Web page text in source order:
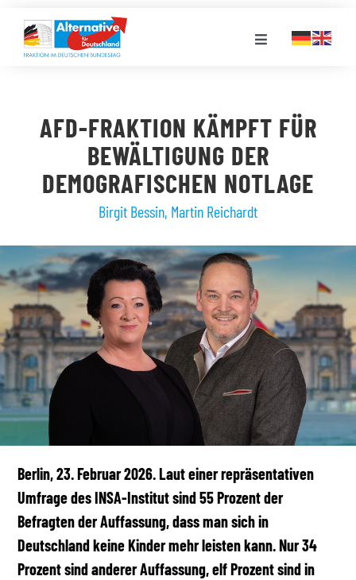
Inhalt
springen
Toggle
LANDESGRUPPEN
VERANSTALTUNGEN
PRESSE
STELLENPORTAL
MEDIATHEK
AFD-FRAKTION KÄMPFT FÜR
BEWÄLTIGUNG DER
DEMOGRAFISCHEN NOTLAGE
Birgit Bessin, Martin Reichardt
Berlin, 23. Februar 2026. Laut einer repräsentativen
Umfrage des INSA-Institut sind 55 Prozent der
Befragten der Auffassung, dass man sich in
Deutschland keine Kinder mehr leisten kann. Nur 34
Prozent sind anderer Auffassung, elf Prozent sind in